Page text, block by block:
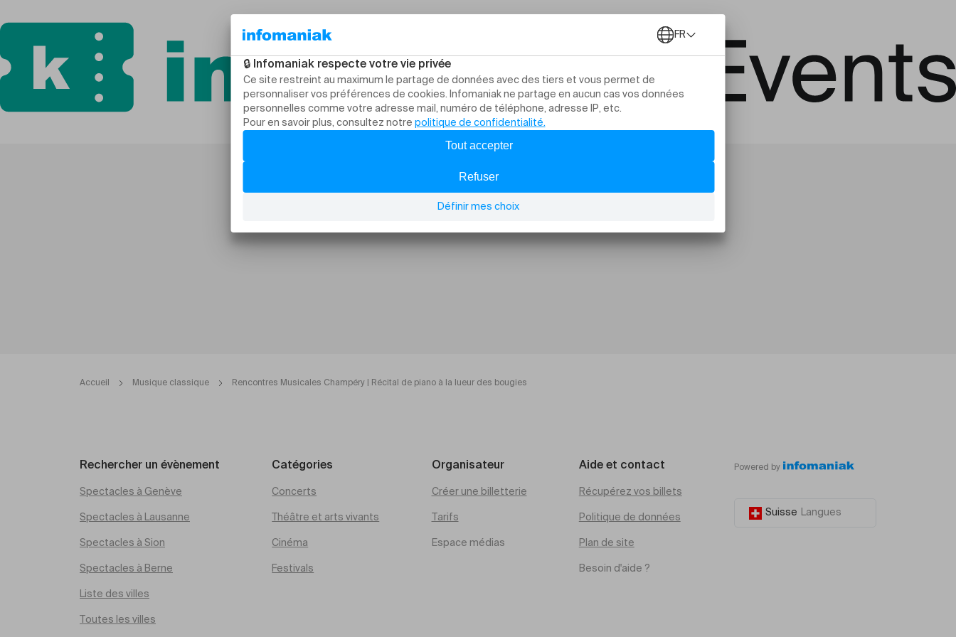
Accueil Musique classique Rencontres Musicales Champéry | Récital de piano à la lueur des bougies
Rechercher un évènement
Spectacles à Genève
Spectacles à Lausanne
Spectacles à Sion
Spectacles à Berne
Liste des villes
Toutes les villes
Catégories
Concerts
Théâtre et arts vivants
Cinéma
Festivals
Organisateur
Créer une billetterie
Tarifs
Espace médias
Aide et contact
Récupérez vos billets
Politique de données
Plan de site
Besoin d'aide ?
Powered by
Suisse Langues